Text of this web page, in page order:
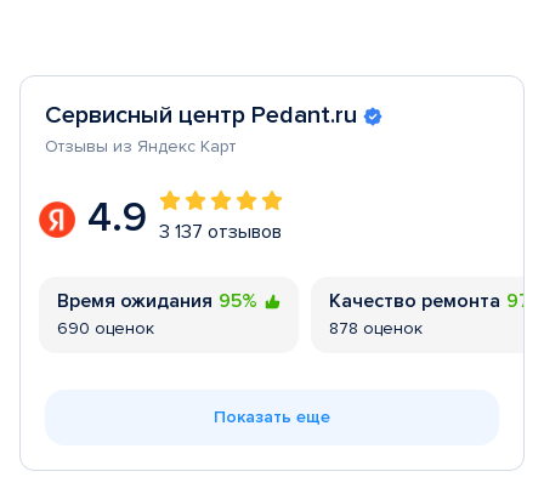
Сервисный центр Pedant.ru
Отзывы из Яндекс Карт
4.9 3 137 отзывов
Время ожидания 95%
690 оценок
Качество ремонта
878 оценок
Показать еще